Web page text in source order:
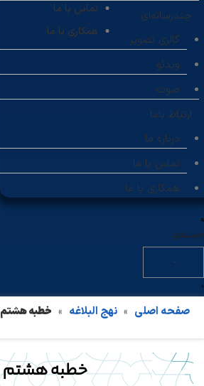
تماس با ما
همکاری با ما
چندرسانه‌ای
گالری تصویر
ویدئو
صوت
ارتباط باما
درباره ما
تماس با ما
همکاری با ما
جستجو
صفحه اصلی » نهج البلاغه » خطبه هشتم
خطبه هشتم